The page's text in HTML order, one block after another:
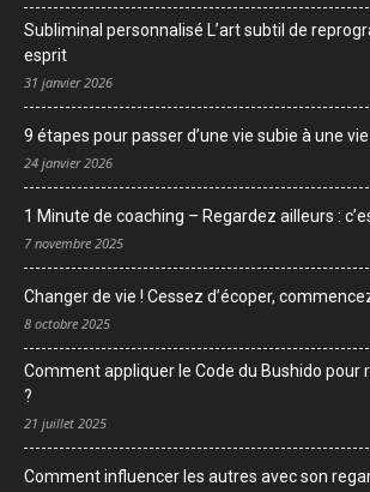
Subliminal personnalisé L’art subtil de
esprit
31 janvier 2026
9 étapes pour passer d’une vie subie à une
24 janvier 2026
1 Minute de coaching – Regardez ailleurs :
7 novembre 2025
Changer de vie ! Cessez d’écoper,
8 octobre 2025
Comment appliquer le Code du Bushido pour
?
21 juillet 2025
Comment influencer les autres avec son